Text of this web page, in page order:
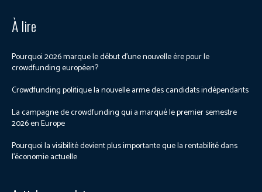
À lire
Pourquoi 2026 marque le début d’une nouvelle ère pour le
crowdfunding européen?
Crowdfunding politique la nouvelle arme des candidats indépendants
La campagne de crowdfunding qui a marqué le premier semestre
2026 en Europe
Pourquoi la visibilité devient plus importante que la rentabilité dans
l’économie actuelle